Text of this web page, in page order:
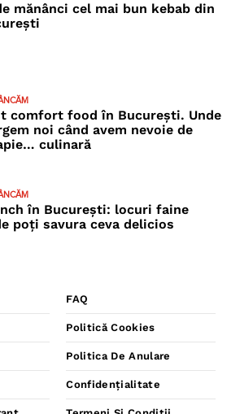
mănânci cel mai bun kebab din
comfort food în București. Unde
noi când avem nevoie de
culinară
în București: locuri faine
poţi savura ceva delicios
FAQ
Politică Cookies
Politica De Anulare
Confidențialitate